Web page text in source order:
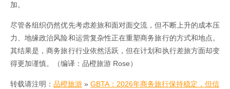
加。
尽管各组织仍然优先考虑差旅和面对面交流，但不断上升的成本压
力、地缘政治风险和运营复杂性正在重塑商务旅行的方式和地点。
其结果是，商务旅行行业依然活跃，但在计划和执行差旅方面却变
得更加谨慎。（编译：品橙旅游 Rose）
转载请注明： 品橙旅游 » GBTA：2026年商务旅行保持稳定，但信